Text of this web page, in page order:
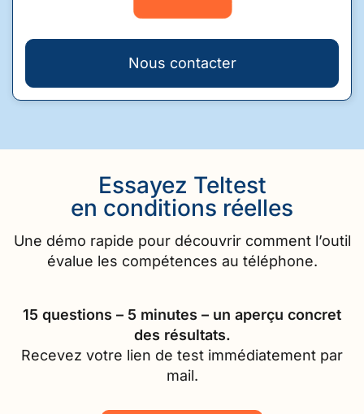
Nous contacter
Essayez Teltest
en conditions réelles
Une démo rapide pour découvrir comment l’outil
évalue les compétences au téléphone.
15 questions – 5 minutes – un aperçu concret
des résultats.
Recevez votre lien de test immédiatement par
mail.